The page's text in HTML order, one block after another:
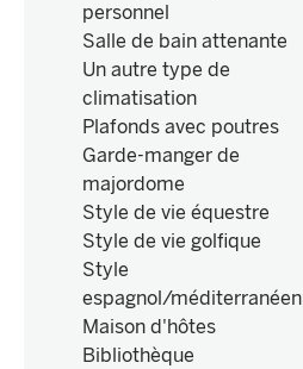
personnel
Salle de bain attenante
Un autre type de
climatisation
Plafonds avec poutres
Garde-manger de
majordome
Style de vie équestre
Style de vie golfique
Style
espagnol/méditerranéen
Maison d'hôtes
Bibliothèque